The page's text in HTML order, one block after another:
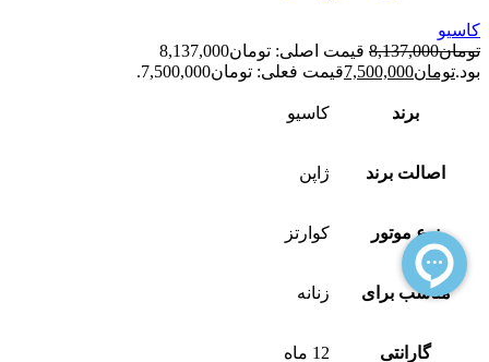
کاسیو
تومان8,137,000
قیمت اصلی: تومان8,137,000
بود.تومان7,500,000قیمت فعلی: تومان7,500,000.
برند کاسیو
اصالت برند ژاپن
نوع موتور کوارتز
مناسب برای زنانه
گارانتی 12 ماه